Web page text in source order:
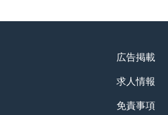
広告掲載
求人情報
免責事項